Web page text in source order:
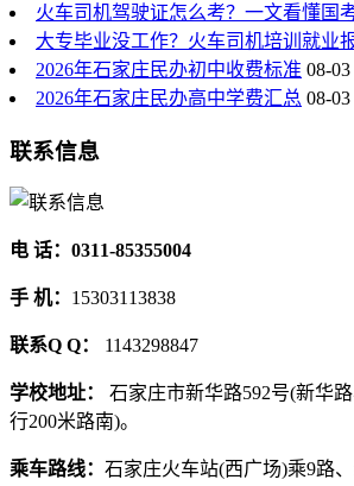
火车司机驾驶证怎么考？一文看懂国
大专毕业没工作？火车司机培训就业
2026年石家庄民办初中收费标准 08-03
2026年石家庄民办高中学费汇总 08-03
联系信息
电 话：0311-85355004
手 机： 15303113838
联系Q Q： 1143298847
学校地址： 石家庄市新华路592号(新华
行200米路南)。
乘车路线： 石家庄火车站(西广场)乘9路